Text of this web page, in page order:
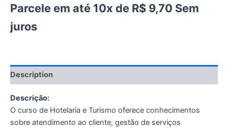
Parcele em até 10x de R$ 9,70 Sem
juros
Description
Descrição:
O curso de Hotelaria e Turismo oferece conhecimentos
sobre atendimento ao cliente, gestão de serviços